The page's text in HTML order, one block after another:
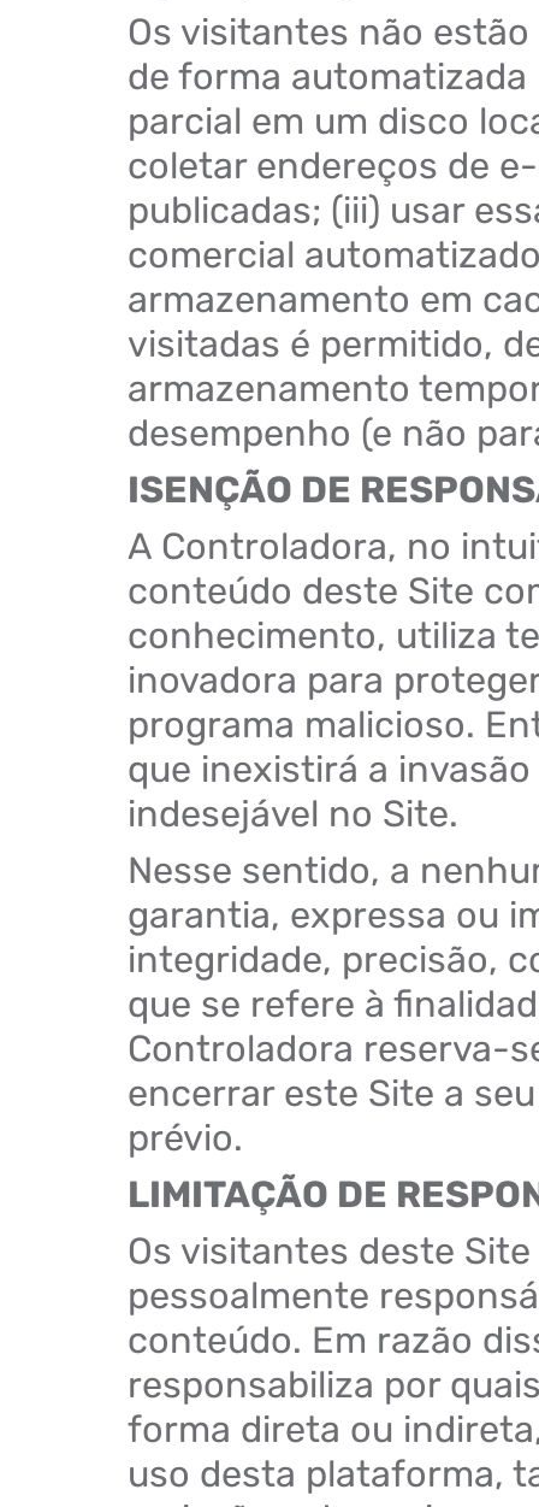
Os visitantes não
de forma
parcial em um disco
coletar endereços de
publicadas; (iii) usar
comercial
armazenamento em
visitadas é permitido,
armazenamento
desempenho (e não
ISENÇÃO DE
A Controladora, no
conteúdo deste Site
conhecimento, utiliza
inovadora para
programa malicioso.
que inexistirá a
indesejável no Site.
Nesse sentido, a
garantia, expressa ou
integridade, precisão,
que se refere à
Controladora reserva-
encerrar este Site a
prévio.
LIMITAÇÃO DE
Os visitantes deste
pessoalmente
conteúdo. Em razão
responsabiliza por
forma direta ou
uso desta plataforma,